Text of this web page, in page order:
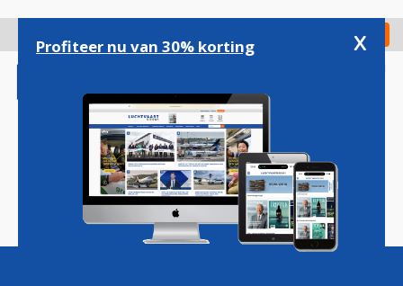
gaan
Check in
Magazine Podcasts Vacatures
Profiteer nu van 30% korting x